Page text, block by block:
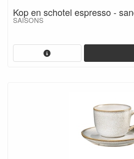
Kop en schotel espresso -
SAISONS